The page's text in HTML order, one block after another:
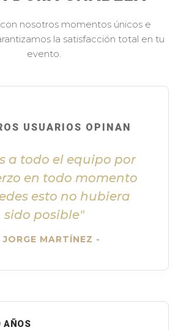
nosotros momentos únicos e
la satisfacción total en tu
evento.
USUARIOS OPINAN
a todo el equipo por
en todo momento
esto no hubiera
sido posible"
JORGE MARTÍNEZ -
AÑOS